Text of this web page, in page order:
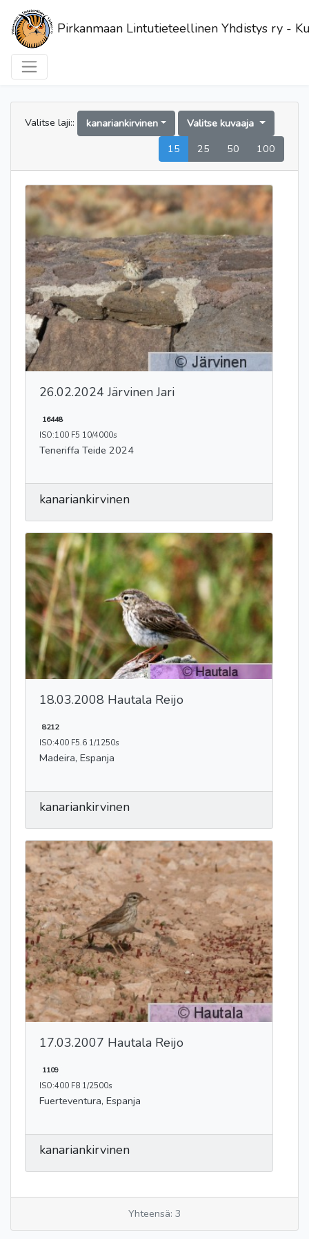
Pirkanmaan Lintutieteellinen Yhdistys ry -
Valitse laji:: kanariankirvinen
Valitse kuvaaja
15
25 50 100
26.02.2024 Järvinen Jari
16448
ISO:100 F5 10/4000s
Teneriffa Teide 2024
kanariankirvinen
18.03.2008 Hautala Reijo
8212
ISO:400 F5.6 1/1250s
Madeira, Espanja
kanariankirvinen
17.03.2007 Hautala Reijo
1109
ISO:400 F8 1/2500s
Fuerteventura, Espanja
kanariankirvinen
Yhteensä: 3